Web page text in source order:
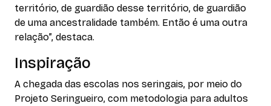
território, de guardião desse território, de guardião
de uma ancestralidade também. Então é uma outra
relação”, destaca.
Inspiração
A chegada das escolas nos seringais, por meio do
Projeto Seringueiro, com metodologia para adultos